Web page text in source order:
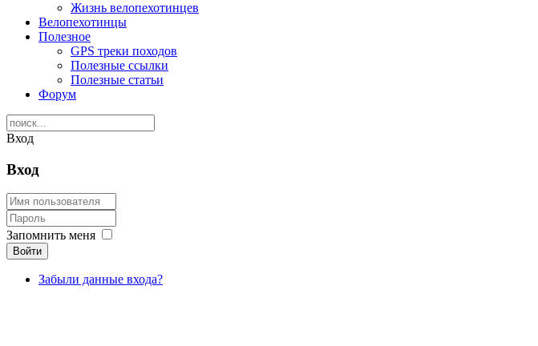
Жизнь велопехотинцев
Велопехотинцы
Полезное
GPS треки походов
Полезные ссылки
Полезные статьи
Форум
Вход
Вход
Запомнить меня
Войти
Забыли данные входа?